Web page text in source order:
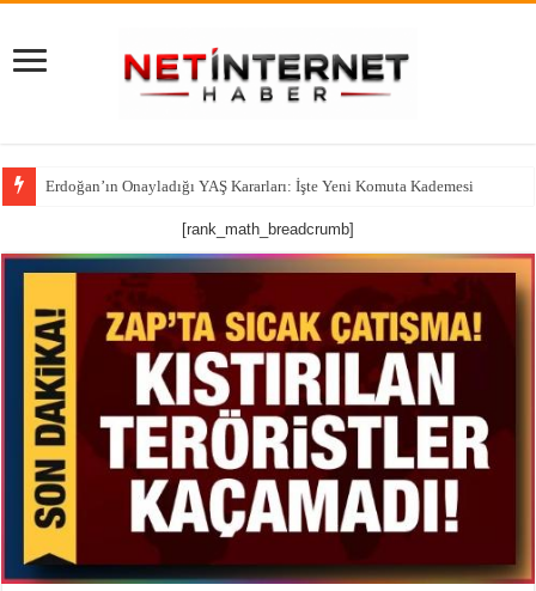
Erdoğan’ın Onayladığı YAŞ Kararları: İşte Yeni Komuta Kademesi
[rank_math_breadcrumb]